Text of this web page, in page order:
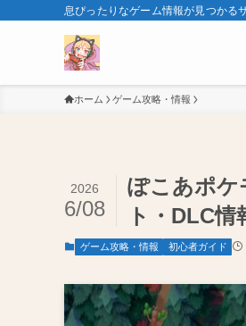
息ぴったりなゲーム情報が見つかる
ホーム ゲーム攻略・情報
ぽこあポケ
ト・DLC
2026
6/08
ゲーム攻略・情報 初心者ガイド